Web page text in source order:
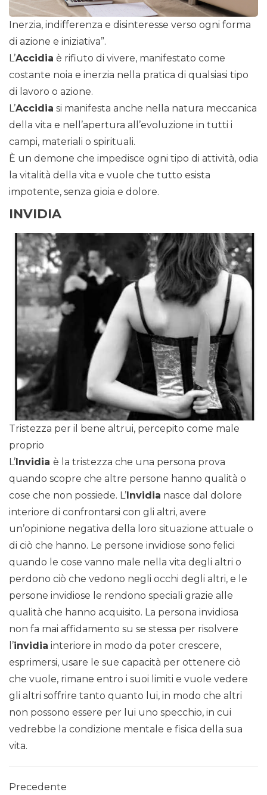
Inerzia, indifferenza e disinteresse verso ogni forma
di azione e iniziativa”.
L’Accidia è rifiuto di vivere, manifestato come
costante noia e inerzia nella pratica di qualsiasi tipo
di lavoro o azione.
L’Accidia si manifesta anche nella natura meccanica
della vita e nell’apertura all’evoluzione in tutti i
campi, materiali o spirituali.
È un demone che impedisce ogni tipo di attività, odia
la vitalità della vita e vuole che tutto esista
impotente, senza gioia e dolore.
INVIDIA
Tristezza per il bene altrui, percepito come male
proprio
L’Invidia è la tristezza che una persona prova
quando scopre che altre persone hanno qualità o
cose che non possiede. L’Invidia nasce dal dolore
interiore di confrontarsi con gli altri, avere
un’opinione negativa della loro situazione attuale o
di ciò che hanno. Le persone invidiose sono felici
quando le cose vanno male nella vita degli altri o
perdono ciò che vedono negli occhi degli altri, e le
persone invidiose le rendono speciali grazie alle
qualità che hanno acquisito. La persona invidiosa
non fa mai affidamento su se stessa per risolvere
l’invidia interiore in modo da poter crescere,
esprimersi, usare le sue capacità per ottenere ciò
che vuole, rimane entro i suoi limiti e vuole vedere
gli altri soffrire tanto quanto lui, in modo che altri
non possono essere per lui uno specchio, in cui
vedrebbe la condizione mentale e fisica della sua
vita.
Precedente